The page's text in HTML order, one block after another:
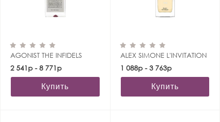
AGONIST THE INFIDELS
2 541р - 8 771р
Купить
ALEX SIMONE L'INVITATION
1 088р - 3 763р
Купить